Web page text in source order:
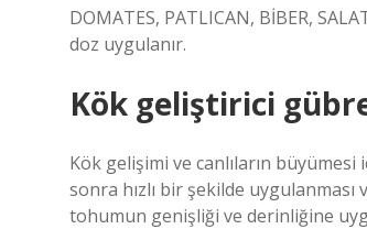
DOMATES, PATLICAN, BİBER,
doz uygulanır.
Kök geliştirici
Kök gelişimi ve canlıların
sonra hızlı bir şekilde
tohumun genişliği ve derinliğine